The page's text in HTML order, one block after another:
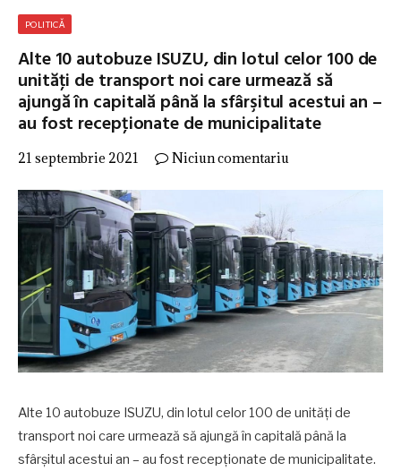
POLITICĂ
Alte 10 autobuze ISUZU, din lotul celor 100 de
unităţi de transport noi care urmează să
ajungă în capitală până la sfârşitul acestui an –
au fost recepţionate de municipalitate
21 septembrie 2021 Niciun comentariu
Alte 10 autobuze ISUZU, din lotul celor 100 de unităţi de
transport noi care urmează să ajungă în capitală până la
sfârşitul acestui an – au fost recepţionate de municipalitate.